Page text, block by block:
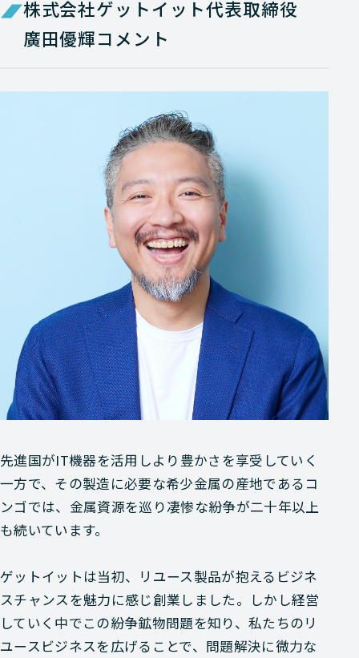
株式会社ゲットイット代表取締役
廣田優輝コメント
先進国がIT機器を活用しより豊かさを享受していく
一方で、その製造に必要な希少金属の産地であるコ
ンゴでは、金属資源を巡り凄惨な紛争が二十年以上
も続いています。
ゲットイットは当初、リユース製品が抱えるビジネ
スチャンスを魅力に感じ創業しました。しかし経営
していく中でこの紛争鉱物問題を知り、私たちのリ
ユースビジネスを広げることで、問題解決に微力な